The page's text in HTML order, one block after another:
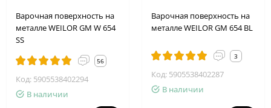
Варочная поверхность на
металле WEILOR GM W 654
SS
56
Код: 5905538402294
В наличии
Варочная поверхность на
металле WEILOR GM 654 BL
3
Код: 5905538402287
В наличии